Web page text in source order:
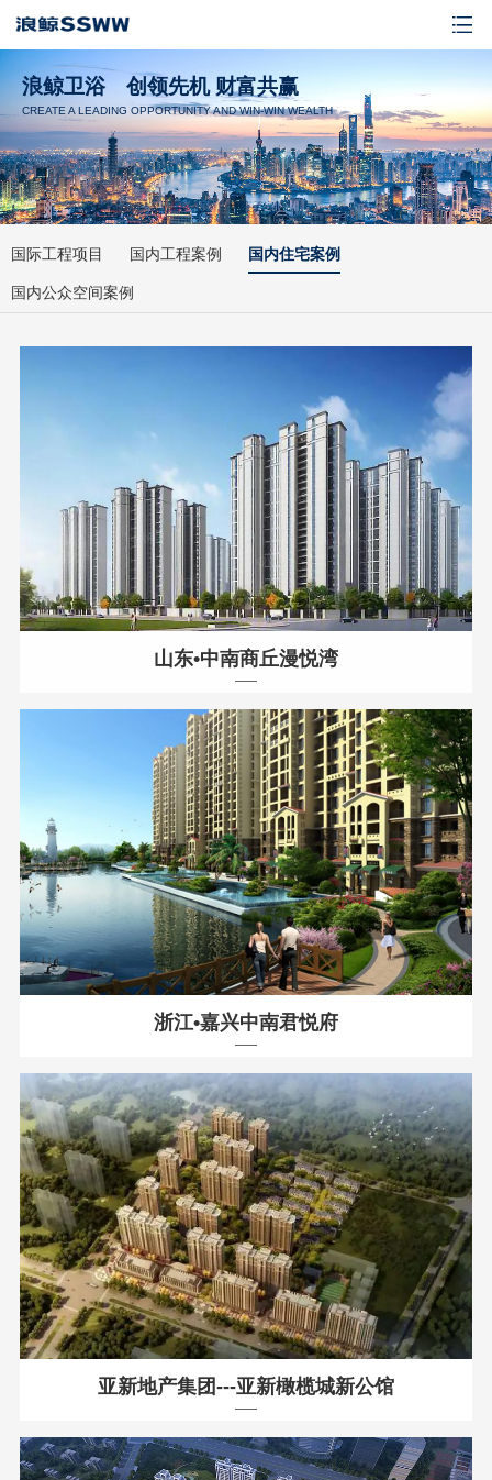
浪鲸卫浴 创领先机 财富共赢
CREATE A LEADING OPPORTUNITY AND WIN-WIN WEALTH
国际工程项目 国内工程案例 国内住宅案例
国内公众空间案例
山东•中南商丘漫悦湾
浙江•嘉兴中南君悦府
亚新地产集团---亚新橄榄城新公馆